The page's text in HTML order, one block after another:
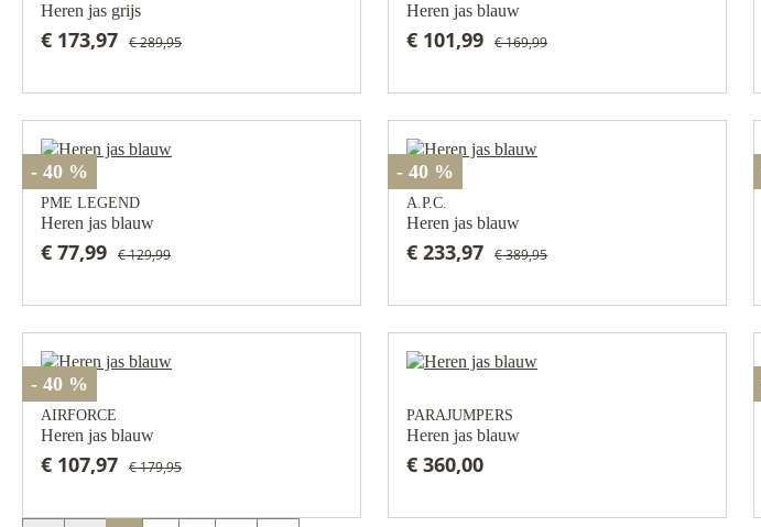
Heren jas grijs
€ 173,97 € 289,95
Heren jas blauw
€ 101,99 € 169,99
- 40 %
PME LEGEND
Heren jas blauw
€ 77,99 € 129,99
- 40 %
A.P.C.
Heren jas blauw
€ 233,97 € 389,95
- 40 %
AIRFORCE
Heren jas blauw
€ 107,97 € 179,95
PARAJUMPERS
Heren jas blauw
€ 360,00